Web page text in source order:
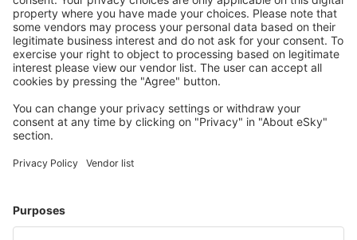
Ubytování dle vašeho gusta
Vyberte si z více než 1.3 milionu zařízení: hotelů,
apartmánů, chat a dalších.
Nejvyhledávanější hotely uživateli eSky
Hotely ve Velké Británii - Oblíbená města
Hotely v Manchesteru Hotely v Londýně